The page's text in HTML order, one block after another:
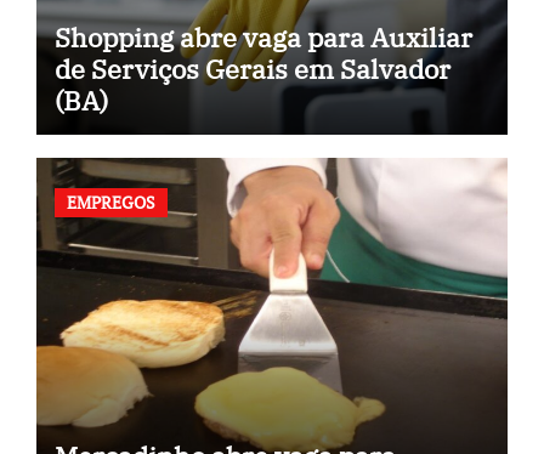
Shopping abre vaga para Auxiliar
de Serviços Gerais em Salvador
(BA)
EMPREGOS